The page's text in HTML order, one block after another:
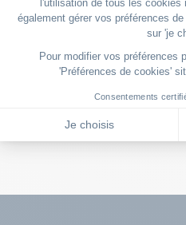
NOS BONS PLANSFRENCH
Hôtel de Paris
98000 Monaco